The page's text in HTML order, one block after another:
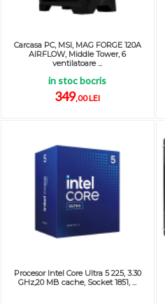
Carcasa PC, MSI, MAG FORGE 120A
AIRFLOW, Middle Tower, 6
ventilatoare ...
in stoc bocris
349,00 LEI
Procesor Intel Core Ultra 5 225, 3.30
GHz,20 MB cache, Socket 1851, ...